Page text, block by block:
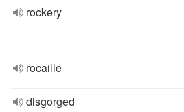
rockery
rocaille
disgorged